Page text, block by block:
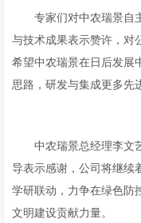
专家们对中农瑞景自
与技术成果表示赞许，对
希望中农瑞景在日后发展
思路，研发与集成更多先
中农瑞景总经理李文
导表示感谢，公司将继续
学研联动，力争在绿色防
文明建设贡献力量。